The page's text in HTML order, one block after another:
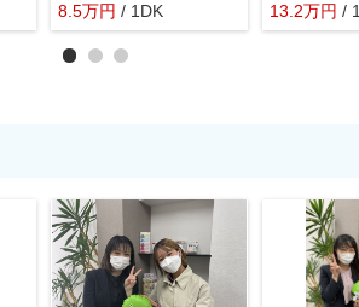
8.5万円 / 1DK
13.2万円 /